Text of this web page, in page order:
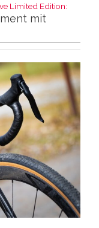
Limited Edition:
mit